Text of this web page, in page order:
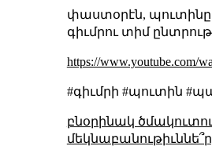
փաստօրէն, պուտինը
գիւմրու տիմ
https://www.youtube.com/
#գիւմրի #պուտին
բնօրինակ